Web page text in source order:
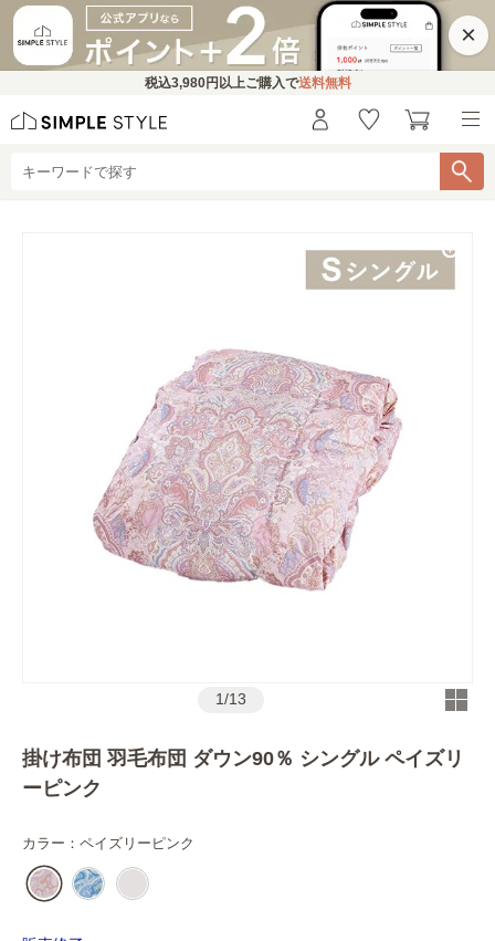
×
税込3,980円 以上ご購入で送料無料
1/13
掛け布団 羽毛布団 ダウン90％ シングル ペイズリ
ーピンク
カラー： ペイズリーピンク